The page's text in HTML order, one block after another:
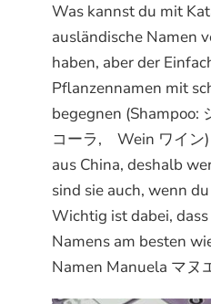
Was kannst du mit
ausländische Namen
haben, aber der
Pflanzennamen mit
begegnen (Shampoo:
コーラ, Wein ワイン)
aus China, deshalb
sind sie auch, wenn
Wichtig ist dabei,
Namens am besten
Namen Manuela マヌ